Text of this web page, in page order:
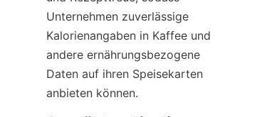
Unternehmen zuverlässige
Kalorienangaben in Kaffee und
andere ernährungsbezogene
Daten auf ihren Speisekarten
anbieten können.